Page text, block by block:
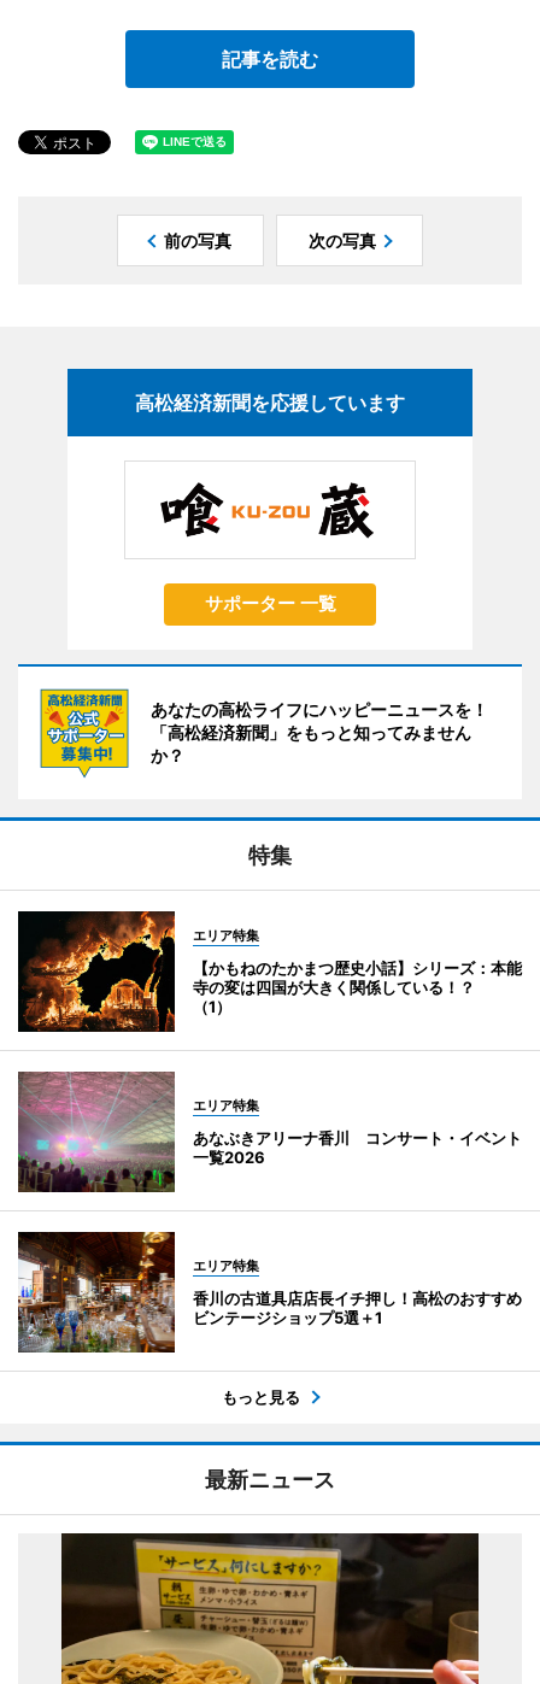
記事を読む
前の写真 次の写真
高松経済新聞を応援しています
サポーター 一覧
あなたの高松ライフにハッピーニュースを！
「高松経済新聞」をもっと知ってみません
か？
特集
エリア特集
【かもねのたかまつ歴史小話】シリーズ：本能
寺の変は四国が大きく関係している！？
（1）
エリア特集
あなぶきアリーナ香川 コンサート・イベント
一覧2026
エリア特集
香川の古道具店店長イチ押し！高松のおすすめ
ビンテージショップ5選＋1
もっと見る
最新ニュース